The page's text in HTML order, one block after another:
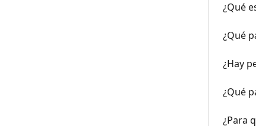
¿Qué
¿Qué
¿Hay
¿Qué
¿Para